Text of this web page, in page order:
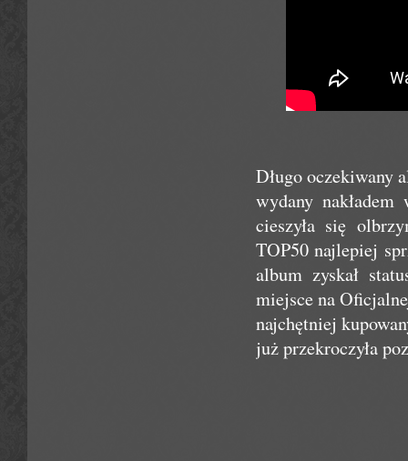
Długo oczekiwany
wydany
cieszyła się
TOP50 najlepiej
album zyskał
miejsce na
najchętniej
już przekroczyła